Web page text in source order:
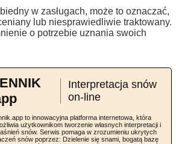
w zasługach, może to oznaczać,
lub niesprawiedliwie traktowany.
o potrzebie uznania swoich
Interpretacja snów
on-line
to innowacyjna platforma internetowa, która
użytkownikom tworzenie własnych interpretacji i
snów. Serwis pomaga w zrozumieniu ukrytych
snów poprzez: Dzielenie się snami, bogatą bazę